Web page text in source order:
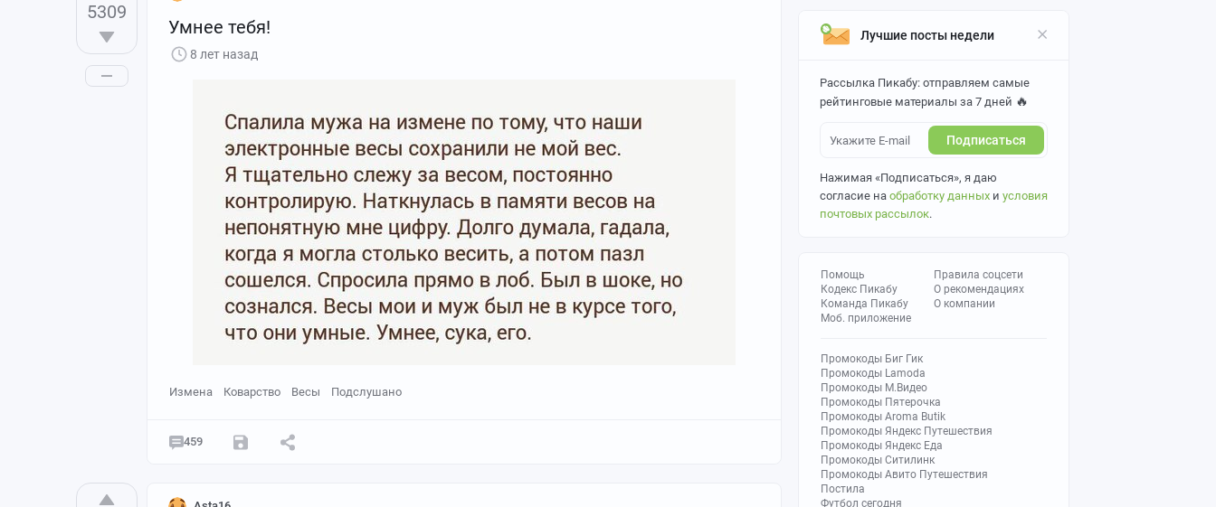
Лучшие посты недели
Рассылка Пикабу: отправляем самые
рейтинговые материалы за 7 дней 🔥
Подписаться
Нажимая «Подписаться», я даю
согласие на обработку данных и условия
почтовых рассылок.
Помощь
Кодекс Пикабу
Команда Пикабу
Моб. приложение
Правила соцсети
О рекомендациях
О компании
Промокоды Биг Гик
Промокоды Lamoda
Промокоды М.Видео
Промокоды Пятерочка
Промокоды Aroma Butik
Промокоды Яндекс Путешествия
Промокоды Яндекс Еда
Промокоды Ситилинк
Промокоды Авито Путешествия
Постила
Футбол сегодня
5309
Умнее тебя!
8 лет назад
Измена Коварство Весы Подслушано
459